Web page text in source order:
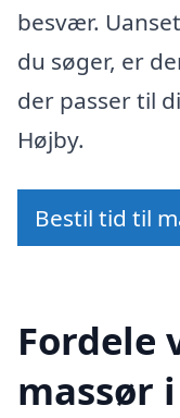
besvær.
du søger, er
der passer til
Højby.
Bestil tid til
Fordele
massør